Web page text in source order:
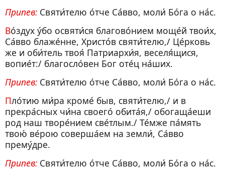
Припев: Святи́телю о́тче Са́вво, моли́ Бо́га о на́с.
Во́здух у́бо освяти́ся благово́нием моще́й твои́х,
Са́вво блаже́нне, Христо́в святи́телю,/ Це́рковь
же и оби́тель твоя́ Патриархи́я, веселя́щися,
вопие́т:/ благосло́вен Бог оте́ц на́ших.
Припев: Святи́телю о́тче Са́вво, моли́ Бо́га о на́с.
Пло́тию ми́ра кроме́ быв, святи́телю,/ и в
прекра́сных чи́на своего́ обита́я,/ обогаща́еши
род наш творе́нием све́тлым./ Те́мже па́мять
твою́ ве́рою соверша́ем на земли́, Са́вво
прему́дре.
Припев: Святи́телю о́тче Са́вво, моли́ Бо́га о на́с.